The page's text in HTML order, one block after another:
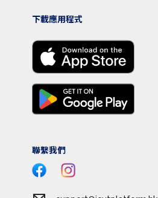
下載應用程式
聯繫我們